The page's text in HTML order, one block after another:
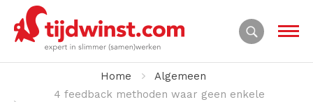
Home
Algemeen
4 feedback methoden waar geen enkele